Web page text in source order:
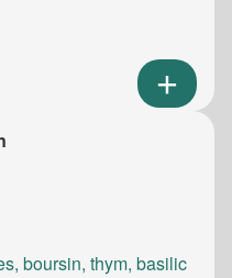
boursin, thym, basilic